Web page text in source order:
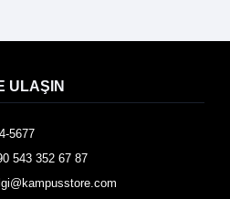
ULAŞIN
5677
543 352 67 87